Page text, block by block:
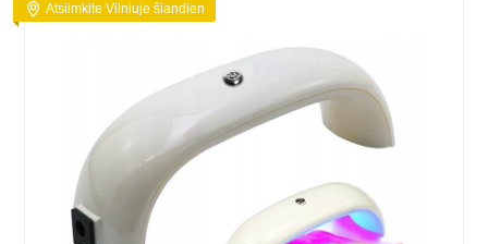
Atsiimkite Vilniuje šiandien